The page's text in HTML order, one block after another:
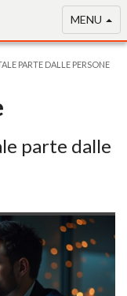
MENU
PARTE DALLE PERSONE
parte dalle